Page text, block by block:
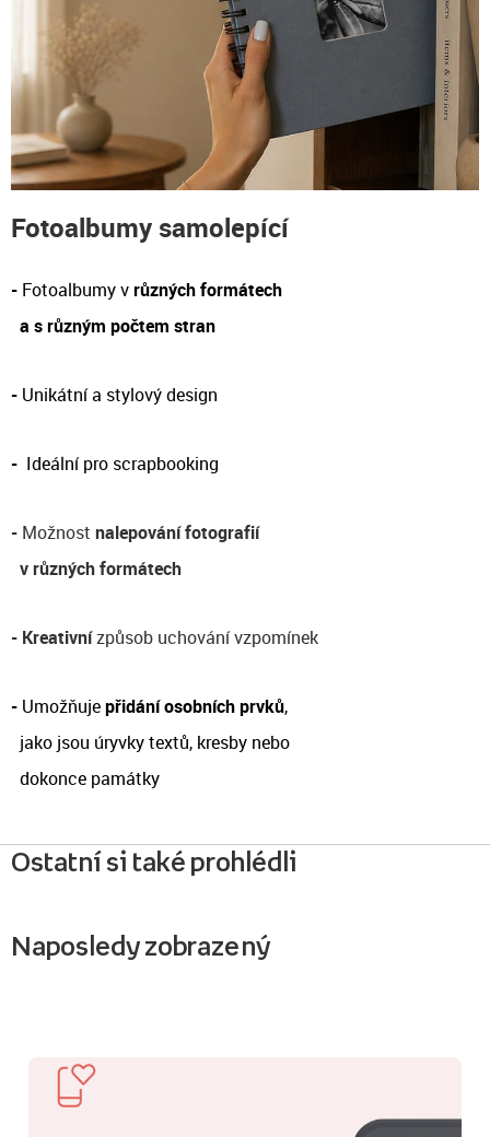
Fotoalbumy samolepící
- Fotoalbumy vrůzných formátech
a s různým počtem stran
- Unikátní a stylový design
- Ideální pro scrapbooking
- Možnost nalepování fotografií
v různých formátech
- Kreativnízpůsob uchování vzpomínek
- Umožňujepřidání osobních prvků,
jako jsou úryvky textů, kresby nebo
dokonce památky
Ostatní si také prohlédli
Naposledy zobrazený